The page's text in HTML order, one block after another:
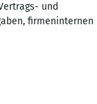
und
firmeninternen